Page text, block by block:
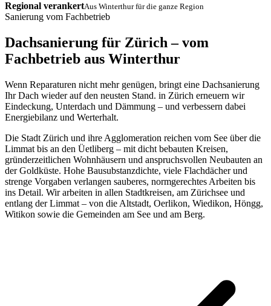
Regional verankertAus Winterthur für die ganze Region
Sanierung vom Fachbetrieb
Dachsanierung für Zürich – vom
Fachbetrieb aus Winterthur
Wenn Reparaturen nicht mehr genügen, bringt eine Dachsanierung
Ihr Dach wieder auf den neusten Stand. in Zürich erneuern wir
Eindeckung, Unterdach und Dämmung – und verbessern dabei
Energiebilanz und Werterhalt.
Die Stadt Zürich und ihre Agglomeration reichen vom See über die
Limmat bis an den Üetliberg – mit dicht bebauten Kreisen,
gründerzeitlichen Wohnhäusern und anspruchsvollen Neubauten an
der Goldküste. Hohe Bausubstanzdichte, viele Flachdächer und
strenge Vorgaben verlangen sauberes, normgerechtes Arbeiten bis
ins Detail. Wir arbeiten in allen Stadtkreisen, am Zürichsee und
entlang der Limmat – von die Altstadt, Oerlikon, Wiedikon, Höngg,
Witikon sowie die Gemeinden am See und am Berg.